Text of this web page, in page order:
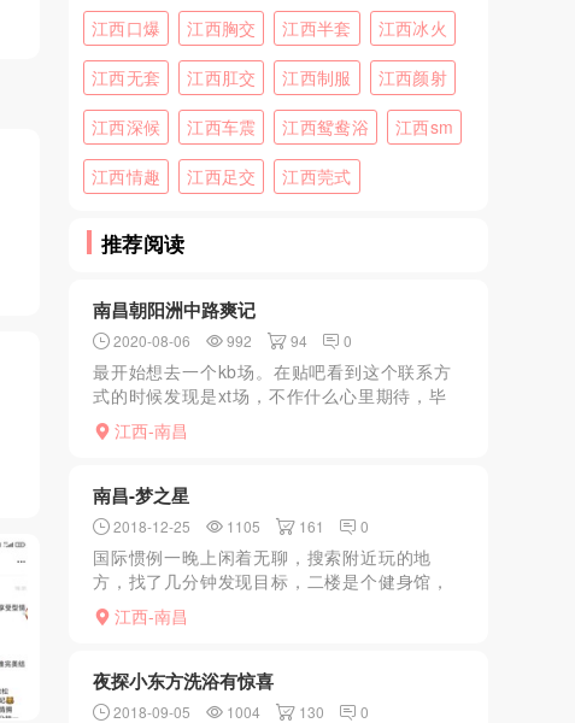
江西口爆 江西胸交 江西半套 江西冰火
江西无套 江西肛交 江西制服 江西颜射
江西深候 江西车震 江西鸳鸯浴 江西sm
江西情趣 江西足交 江西莞式
推荐阅读
南昌朝阳洲中路爽记
2020-08-06 992 94 0
最开始想去一个kb场。在贴吧看到这个联系方
式的时候发现是xt场，不作什么心里期待，毕
竟最近南昌严打导致大多数的kb场所已经凉
了，所以没办法就问了问。结果过去了才知
江西-南昌
南昌-梦之星
2018-12-25 1105 161 0
国际惯例一晚上闲着无聊，搜索附近玩的地
方，找了几分钟发现目标，二楼是个健身馆，
进去和部长聊了下，上菜很快，大波，很骚
气，服务爽，半套推荐
江西-南昌
夜探小东方洗浴有惊喜
2018-09-05 1004 130 0